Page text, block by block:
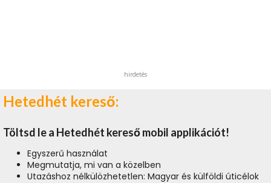
hirdetés
Hetedhét kereső:
Töltsd le a Hetedhét kereső mobil applikációt!
Egyszerű használat
Megmutatja, mi van a közelben
Utazáshoz nélkülözhetetlen: Magyar és külföldi úticélok